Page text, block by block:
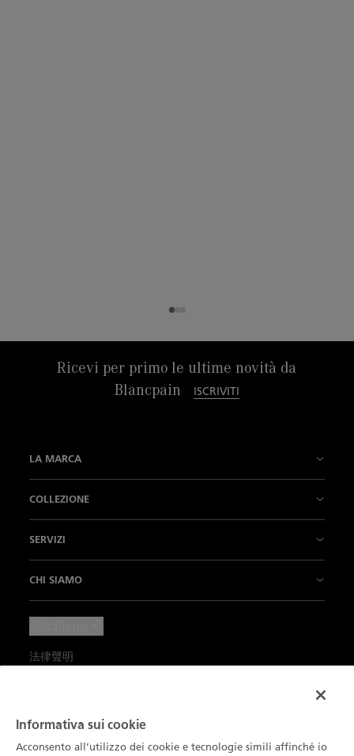
Ricevi per primo le ultime novità da
Blancpain
ISCRIVITI
LA MARCA
La nostra fabbrica
L’Innovazione è la nostra tradizione
L'Arte di vivere
Blancpain Ocean Commitment
COLLEZIONE
Air Command
Villeret
Ladybird
Métiers d’Art
SERVIZI
Contattateci
Fissare un appuntamento
Catalogo
CHI SIAMO
Dati ambientali
法律聲明
Informativa sulla privacy
Informativa Sui Cookie
Informativa sui cookie
Acconsento all’utilizzo dei cookie e tecnologie simili affinché io